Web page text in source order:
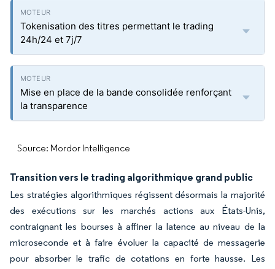
Tokenisation des titres permettant le trading
24h/24 et 7j/7
Mise en place de la bande consolidée renforçant
la transparence
Source: Mordor Intelligence
Transition vers le trading algorithmique grand public
Les stratégies algorithmiques régissent désormais la majorité
des exécutions sur les marchés actions aux États-Unis,
contraignant les bourses à affiner la latence au niveau de la
microseconde et à faire évoluer la capacité de messagerie
pour absorber le trafic de cotations en forte hausse. Les